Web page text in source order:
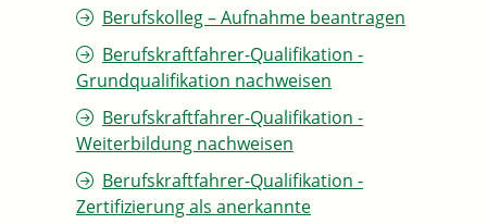
Berufskolleg – Aufnahme beantragen
Berufskraftfahrer-Qualifikation -
Grundqualifikation nachweisen
Berufskraftfahrer-Qualifikation -
Weiterbildung nachweisen
Berufskraftfahrer-Qualifikation -
Zertifizierung als anerkannte